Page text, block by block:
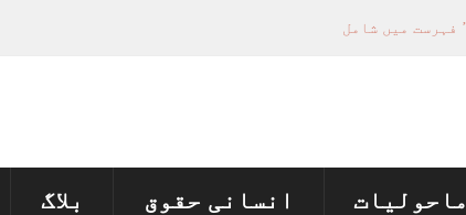
ماحولیات انسانی حقوق بلاگ